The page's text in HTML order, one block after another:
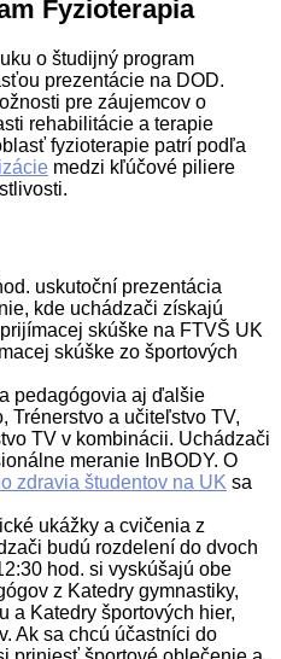
Fyzioterapia
o študijný program
prezentácie na DOD.
pre záujemcov o
rehabilitácie a terapie
fyzioterapie patrí podľa
medzi kľúčové piliere
uskutoční prezentácia
kde uchádzači získajú
skúške na FTVŠ UK
skúške zo športových
pedagógovia aj ďalšie
Trénerstvo a učiteľstvo TV,
TV v kombinácii. Uchádzači
meranie InBODY. O
zdravia študentov na UK sa
ukážky a cvičenia z
budú rozdelení do dvoch
hod. si vyskúšajú obe
z Katedry gymnastiky,
a Katedry športových hier,
Ak sa chcú účastníci do